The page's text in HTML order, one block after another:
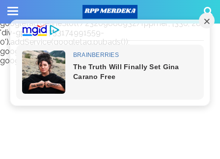
window.googletag = window.googletag || {cmd: []};
googletag.cmd.push(function() {
googletag.defineSlot('/23209888932/rppmer', [336, 280],
'div-gpt-ad-1733174991559-
0').addService(googletag.pubads());
googletag.pubads().enableSingleRequest();
googletag.enableServices(); });